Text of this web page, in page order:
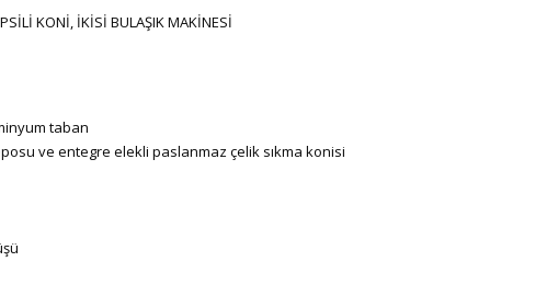
KONİ, İKİSİ BULAŞIK MAKİNESİ
taban
ve entegre elekli paslanmaz çelik sıkma konisi